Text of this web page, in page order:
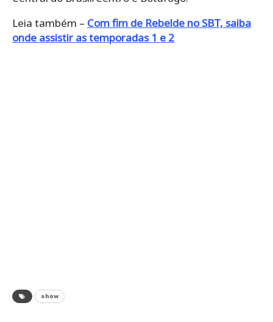
Leia também – Com fim de Rebelde no SBT, saiba
onde assistir as temporadas 1 e 2
show